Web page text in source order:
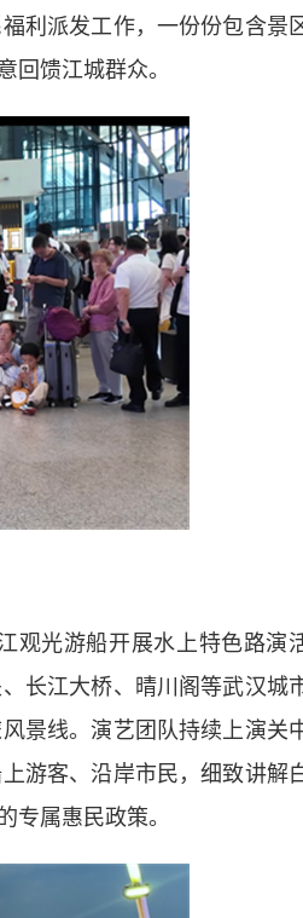
利派发工作，一份份包含景
回馈江城群众。
光游船开展水上特色路演
长江大桥、晴川阁等武汉城
景线。演艺团队持续上演关
游客、沿岸市民，细致讲解
专属惠民政策。